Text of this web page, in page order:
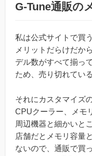
G-Tune通販の
私は公式サイトで買
メリットだらけだか
デル数がすべて揃っ
ため、売り切れてい
それにカスタマイズ
CPUクーラー、メモ
周辺機器と細かいと
店舗だとメモリ容量
ないので、通販で買